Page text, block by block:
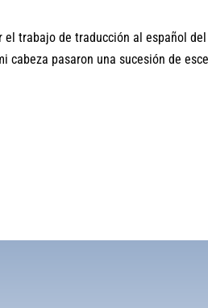
el trabajo de traducción al español
cabeza pasaron una sucesión de